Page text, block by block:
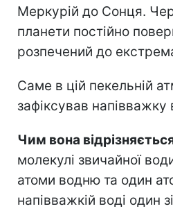
Меркурій до Сонця.
планети постійно
розпечений до
Саме в цій пекельній
зафіксував напівважку
Чим вона
молекулі звичайної
атоми водню та один
напівважкій воді один